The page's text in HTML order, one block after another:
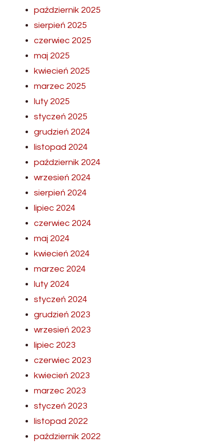
październik 2025
sierpień 2025
czerwiec 2025
maj 2025
kwiecień 2025
marzec 2025
luty 2025
styczeń 2025
grudzień 2024
listopad 2024
październik 2024
wrzesień 2024
sierpień 2024
lipiec 2024
czerwiec 2024
maj 2024
kwiecień 2024
marzec 2024
luty 2024
styczeń 2024
grudzień 2023
wrzesień 2023
lipiec 2023
czerwiec 2023
kwiecień 2023
marzec 2023
styczeń 2023
listopad 2022
październik 2022